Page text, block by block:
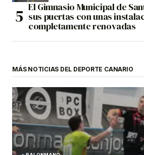
El Gimnasio Municipal de
sus puertas con unas
completamente renovadas
MÁS NOTICIAS DEL DEPORTE CANARIO